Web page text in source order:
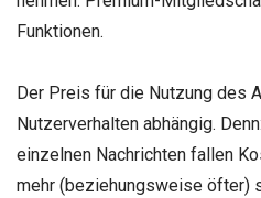
Funktionen.
Der Preis für die Nutzung des
Nutzerverhalten abhängig.
einzelnen Nachrichten fallen
mehr (beziehungsweise öfter)